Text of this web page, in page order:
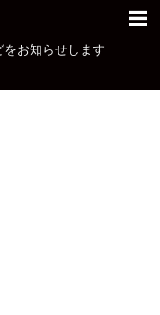
お知らせします